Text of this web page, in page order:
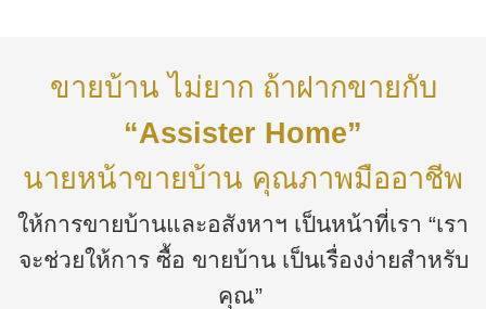
ขายบ้าน ไม่ยาก ถ้าฝากขายกับ
“Assister Home”
นายหน้าขายบ้าน คุณภาพมืออาชีพ
ให้การขายบ้านและอสังหาฯ เป็นหน้าที่เรา “เรา
จะช่วยให้การ ซื้อ ขายบ้าน เป็นเรื่องง่ายสำหรับ
คุณ”